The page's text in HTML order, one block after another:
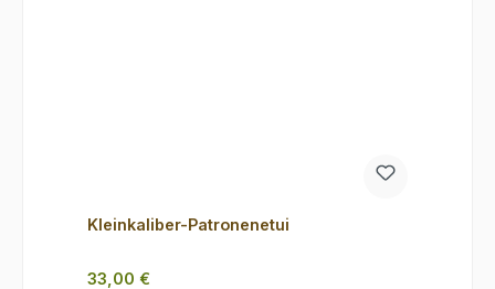
Kleinkaliber-Patronenetui
Regulärer Preis:
33,00 €